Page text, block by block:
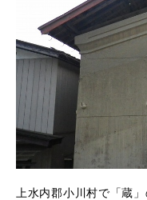
上水内郡小川村で「蔵